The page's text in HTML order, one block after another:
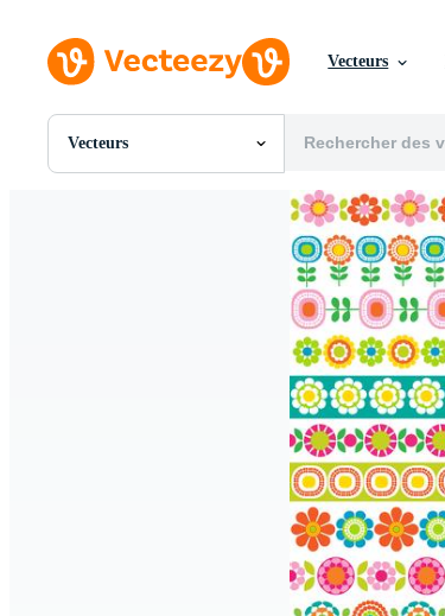
Vecteurs
Vecteurs
Toutes Images